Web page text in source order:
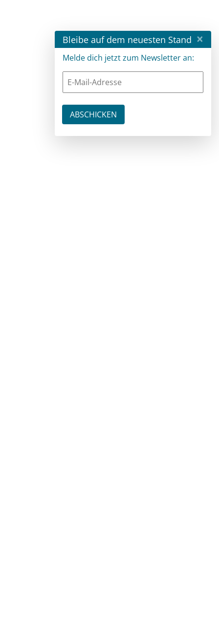
Bleibe auf dem neuesten Stand ×
Melde dich jetzt zum Newsletter an: